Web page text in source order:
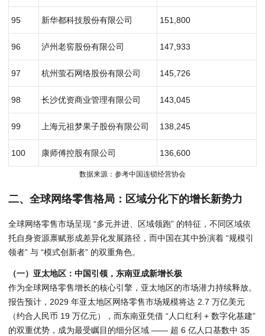
95 新华都科技股份有限公司 151,800
96 泸州老窖股份有限公司 147,933
97 杭州萤石网络股份有限公司 145,726
98 长沙优资商业管理有限公司 143,045
99 上海元祖梦果子股份有限公司 138,245
100 康师傅控股有限公司 136,600
数据来源： 参考中国连锁经营协会
二、全球网络零售格局：区域分化下的增长新势力
全球网络零售市场呈现 “多元并进、区域领跑” 的特征，不同区域依
托自身资源禀赋形成差异化发展路径，而中国在其中扮演着 “规模引
领者” 与 “模式创新者” 的双重角色。
（一）亚太地区：中国引领，东南亚成新增长极
作为全球网络零售增长的核心引擎，亚太地区的市场潜力持续释放。
报告预计，2029 年亚太地区网络零售市场规模将达 2.7 万亿美元
（约合人民币 19 万亿元），而东南亚凭借 “人口红利 + 数字化基建”
的双重优势，成为最受瞩目的细分区域 —— 超 6 亿人口基数中 35